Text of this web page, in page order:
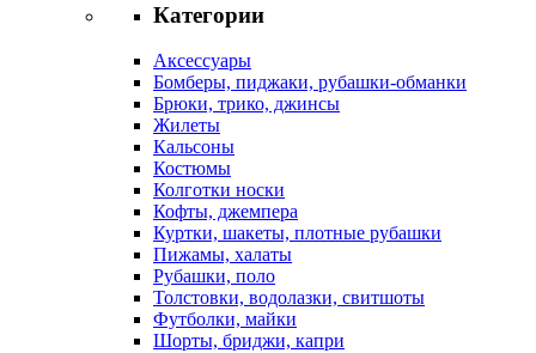
Категории
Аксессуары
Бомберы, пиджаки, рубашки-обманки
Брюки, трико, джинсы
Жилеты
Кальсоны
Костюмы
Колготки носки
Кофты, джемпера
Куртки, шакеты, плотные рубашки
Пижамы, халаты
Рубашки, поло
Толстовки, водолазки, свитшоты
Футболки, майки
Шорты, бриджи, капри